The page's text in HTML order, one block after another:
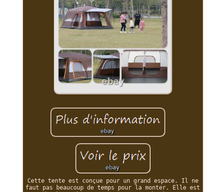
Cette tente est conçue pour un grand espace. Il ne
faut pas beaucoup de temps pour la monter. Elle est